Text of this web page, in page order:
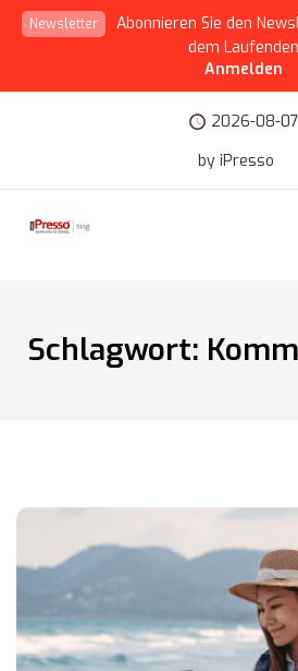
Newsletter
Abonnieren Sie den
dem Laufenden
Anmelden
2026-08-07
by iPresso
Schlagwort: